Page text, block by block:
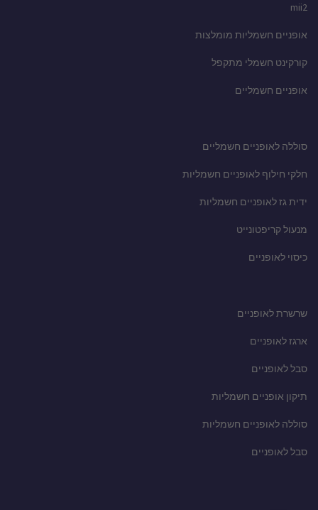
mii2
אופניים חשמליות מומלצות
קורקינט חשמלי מתקפל
אופניים חשמליים
סוללה לאופניים חשמליים
חלקי חילוף לאופניים חשמליות
ידית גז לאופניים חשמליות
מנעול קריפטונייט
כיסוי לאופניים
שרשרת לאופניים
ארגז לאופניים
סבל לאופניים
תיקון אופניים חשמליות
סוללה לאופניים חשמליות
סבל לאופניים